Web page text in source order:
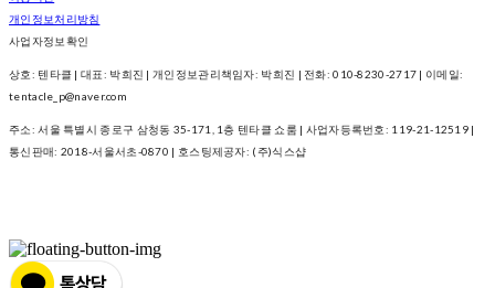
개인정보처리방침
사업자정보확인
상호: 텐타클 | 대표: 박희진 | 개인정보관리책임자: 박희진 | 전화: 010-8230-2717 | 이메일:
tentacle_p@naver.com
주소: 서울 특별시 종로구 삼청동 35-171, 1층 텐타클 쇼룸 | 사업자등록번호: 119-21-12519 |
통신판매: 2018-서울서초-0870 | 호스팅제공자: (주)식스샵